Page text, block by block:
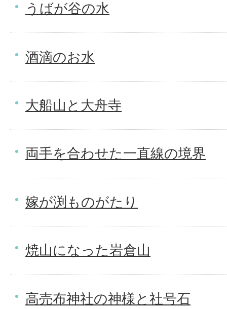
うばが谷の水
酒滴のお水
大船山と大舟寺
両手を合わせた一直線の境界
嫁が渕ものがたり
焼山になった岩倉山
高売布神社の神様と社号石